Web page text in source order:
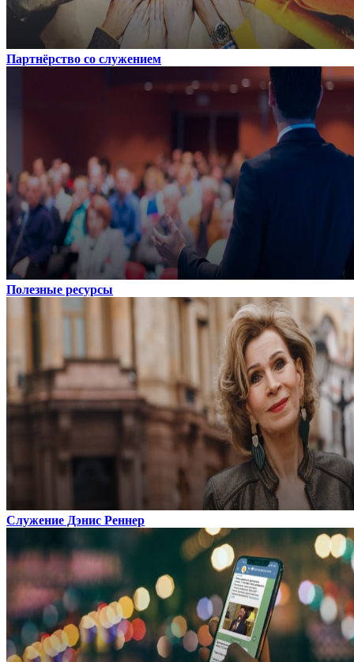
Партнёрство со служением
Полезные ресурсы
Служение Дэнис Реннер